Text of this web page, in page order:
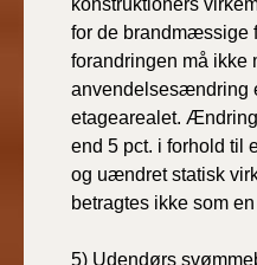
konstruktioners
for de brandmæssige
forandringen må
anvendelsesændring
etagearealet.
end 5 pct. i forhold til
og uændret statisk
betragtes ikke som
5) Udendørs